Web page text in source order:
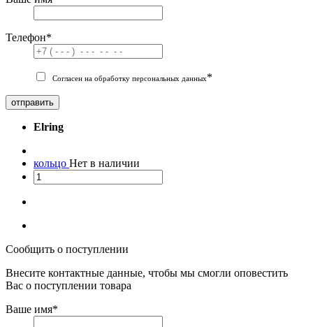
Телефон*
Согласен на обработку персональных данных*
отправить
Elring
кольцо Нет в наличии
Сообщить о поступлении
Внесите контактные данные, чтобы мы смогли оповестить
Вас о поступлении товара
Ваше имя*